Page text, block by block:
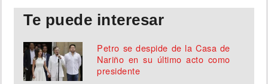
Te puede interesar
Petro se despide de la Casa de
Nariño en su último acto como
presidente